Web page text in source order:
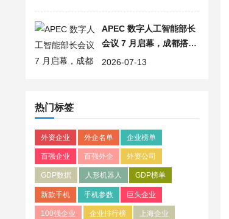
APEC 数字人工智能部长
会议 7 月启幕，成都搭建
亚太数智合作平台
2026-07-13
热门标签
外资企业 外企名单 企业榜单
百强企业 百强外企 外资公司
GDP数据 人形机器人 GDP榜单
新款手机 手机参数 巨头企业
100强企业 企业排行榜 上海企业